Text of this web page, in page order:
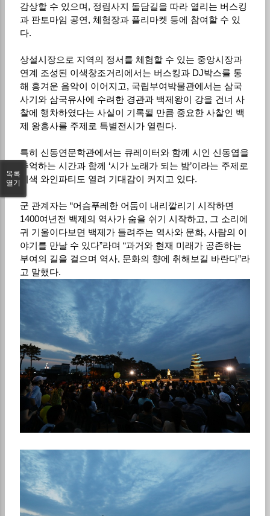
감상할 수 있으며, 정림사지 돌담길을 따라 열리는 버스킹
과 판토마임 공연, 체험장과 플리마켓 등에 참여할 수 있
다.
상설시장으로 지역의 정서를 체험할 수 있는 중앙시장과
연계 조성된 이색창조거리에서는 버스킹과 DJ박스를 통
해 흥겨운 음악이 이어지고, 국립부여박물관에서는 삼국
사기와 삼국유사에 수려한 경관과 백제왕이 강을 건너 사
찰에 행차하였다는 사실이 기록될 만큼 중요한 사찰인 백
제 왕흥사를 주제로 특별전시가 열린다.
특히 신동연문학관에서는 큐레이터와 함께 시인 신동엽을
추억하는 시간과 함께 ‘시가 노래가 되는 밤’이라는 주제로
이색 와인파티도 열려 기대감이 커지고 있다.
군 관계자는 “어슴푸레한 어둠이 내리깔리기 시작하면
1400여년전 백제의 역사가 숨을 쉬기 시작하고, 그 소리에
귀 기울이다보면 백제가 들려주는 역사와 문화, 사람의 이
야기를 만날 수 있다”라며 “과거와 현재 미래가 공존하는
부여의 길을 걸으며 역사, 문화의 향에 취해보길 바란다”라
고 말했다.
목록
열기